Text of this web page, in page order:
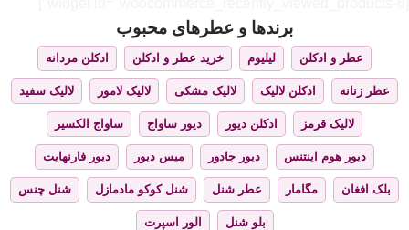
برندها و عطرهای محبوب
عطر و ادکلن لیلیوم خرید عطر و ادکلن ادکلن مردانه
عطر زنانه ادکلن لالیک لالیک مشکی لالیک لامور لالیک سفید
لالیک قرمز ادکلن دیور دیور ساواج ساواج الکسیر
دیور هوم اینتنس دیور جادور میس دیور دیور فارنهایت
بلک افغان مگامار عطر شنل شنل کوکو مادمازل شنل چنس
بلو شنل الور اسپرت